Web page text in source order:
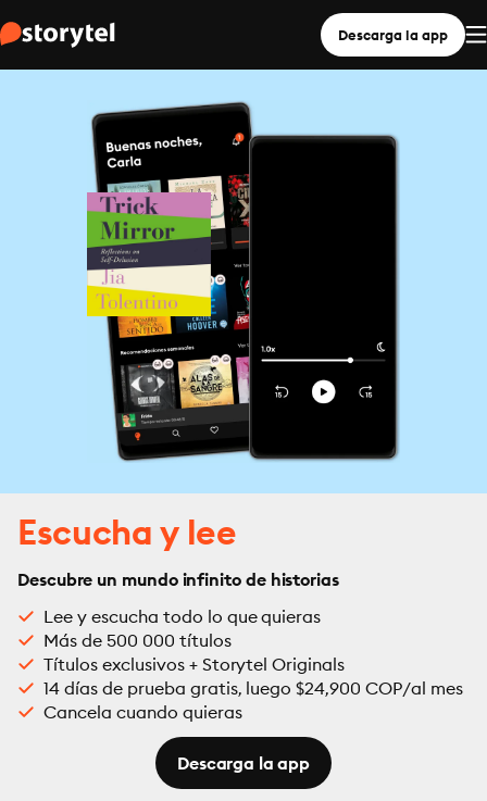
Descarga la app
Escucha y lee
Descubre un mundo infinito de historias
Lee y escucha todo lo que quieras
Más de 500 000 títulos
Títulos exclusivos + Storytel Originals
14 días de prueba gratis, luego $24,900 COP/al mes
Cancela cuando quieras
Descarga la app